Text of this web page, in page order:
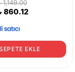
1,149.00
860.12
EKLE